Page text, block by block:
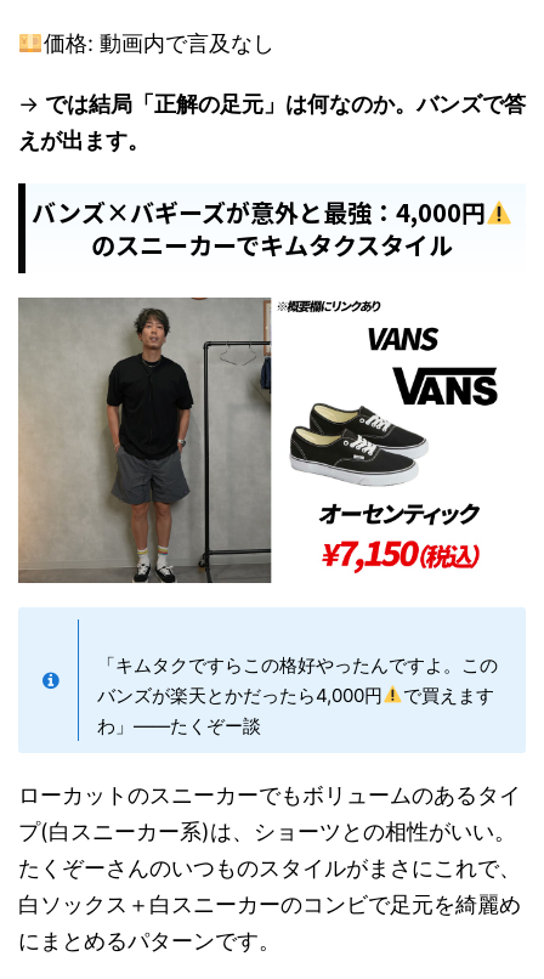
価格: 動画内で言及なし
→ では結局「正解の足元」は何なのか。バンズで答
えが出ます。
バンズ×バギーズが意外と最強：4,000円
のスニーカーでキムタクスタイル
「キムタクですらこの格好やったんですよ。この
バンズが楽天とかだったら4,000円
で買えます
わ」——たくぞー談
ローカットのスニーカーでもボリュームのあるタイ
プ(白スニーカー系)は、ショーツとの相性がいい。
たくぞーさんのいつものスタイルがまさにこれで、
白ソックス＋白スニーカーのコンビで足元を綺麗め
にまとめるパターンです。